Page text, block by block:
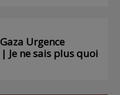
Gaza Urgence
| Je ne sais plus quoi